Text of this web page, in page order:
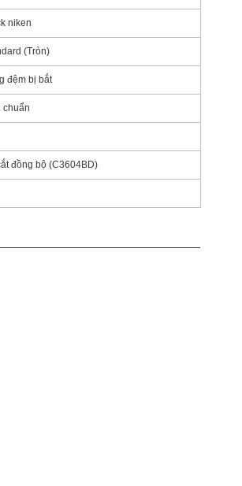
niken
(Tròn)
đệm bị bắt
chuẩn
đồng bộ (C3604BD)